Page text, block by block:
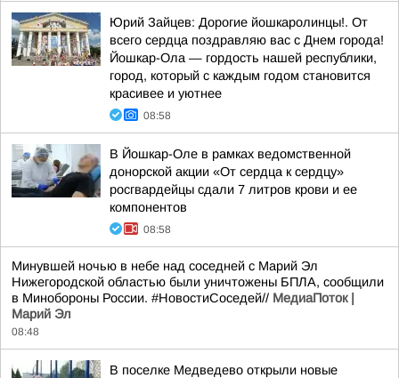
Юрий Зайцев: Дорогие йошкаролинцы!. От
всего сердца поздравляю вас с Днем города!
Йошкар-Ола — гордость нашей республики,
город, который с каждым годом становится
красивее и уютнее
08:58
В Йошкар-Оле в рамках ведомственной
донорской акции «От сердца к сердцу»
росгвардейцы сдали 7 литров крови и ее
компонентов
08:58
Минувшей ночью в небе над соседней с Марий Эл
Нижегородской областью были уничтожены БПЛА, сообщили
в Минобороны России. #НовостиСоседей// МедиаПоток |
Марий Эл
08:48
В поселке Медведево открыли новые